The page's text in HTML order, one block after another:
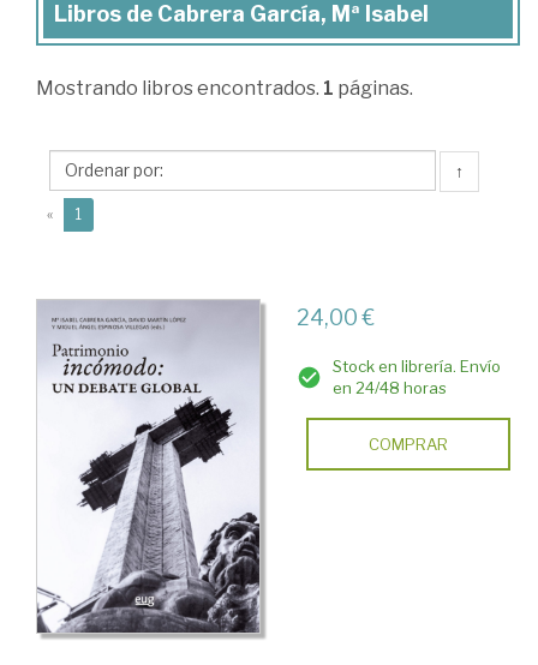
Libros
Cabrera
Mª
Isabel
Libros de Cabrera García, Mª Isabel
Mostrando libros encontrados. 1 páginas.
↑
« 1
24,00 €
Stock en librería. Envío
en 24/48 horas
COMPRAR